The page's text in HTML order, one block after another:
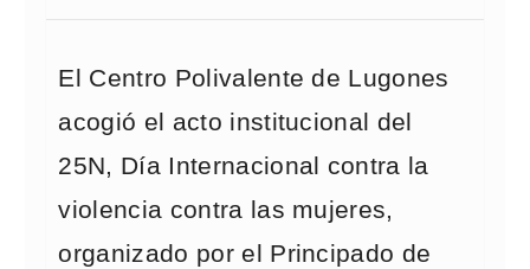
El Centro Polivalente de Lugones
acogió el acto institucional del
25N, Día Internacional contra la
violencia contra las mujeres,
organizado por el Principado de